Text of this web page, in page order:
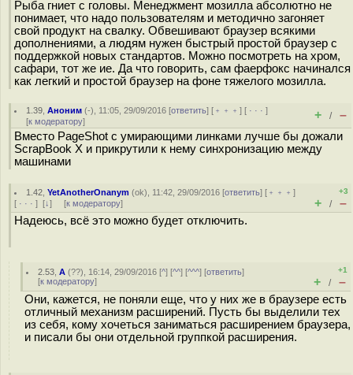
Рыба гниет с головы. Менеджмент мозилла абсолютно не
понимает, что надо пользователям и методично загоняет
свой продукт на свалку. Обвешивают браузер всякими
дополнениями, а людям нужен быстрый простой браузер с
поддержкой новых стандартов. Можно посмотреть на хром,
сафари, тот же ие. Да что говорить, сам фаерфокс начинался
как легкий и простой браузер на фоне тяжелого мозилла.
1.39 ,Аноним (-), 11:05, 29/09/2016 [ответить] [ ﹢﹢﹢] [ · · ·]
[к модератору] + / –
Вместо PageShot с умирающими линками лучше бы дожали
ScrapBook X и прикрутили к нему синхронизацию между
машинами
1.42 ,YetAnotherOnanym (ok), 11:42, 29/09/2016 [ответить] [ ﹢﹢﹢]
[ · · · ] [↓] [к модератору]
+3
+ / –
Надеюсь, всё это можно будет отключить.
2.53 ,А (??), 16:14, 29/09/2016 [^] [^^] [^^^] [ответить]
[к модератору]
+1
+ / –
Они, кажется, не поняли еще, что у них же в браузере есть
отличный механизм расширений. Пусть бы выделили тех
из себя, кому хочеться заниматься расширением браузера,
и писали бы они отдельной группкой расширения.